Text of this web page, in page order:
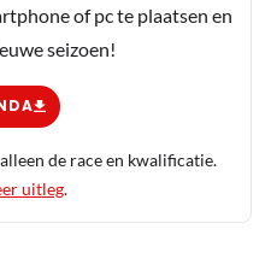
perfecte race gereden.
of pc te plaatsen en
seizoen!
de race en kwalificatie.
uitleg.